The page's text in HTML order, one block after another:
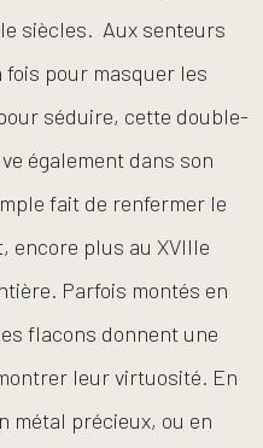
siècles. Aux senteurs
pour masquer les
séduire, cette double-
également dans son
fait de renfermer le
encore plus au XVIIIe
Parfois montés en
flacons donnent une
leur virtuosité. En
métal précieux, ou en